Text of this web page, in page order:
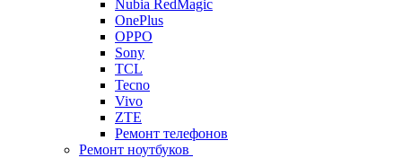
Nubia RedMagic
OnePlus
OPPO
Sony
TCL
Tecno
Vivo
ZTE
Ремонт телефонов
Ремонт ноутбуков